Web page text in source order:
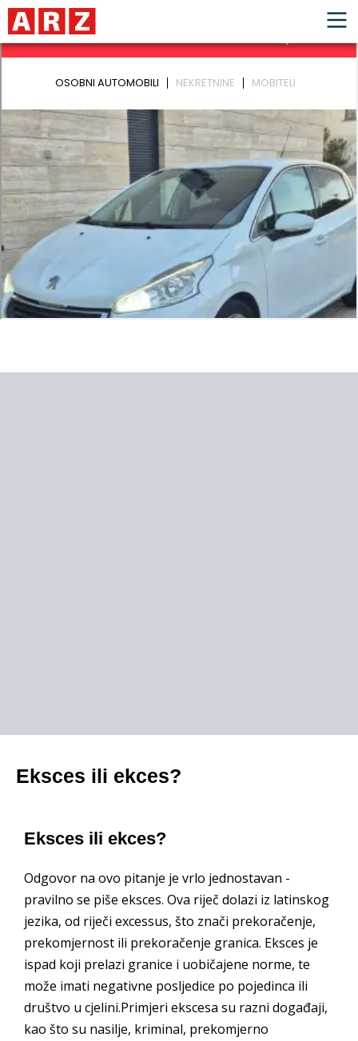
Eksces ili ekces?
Eksces ili ekces?
Odgovor na ovo pitanje je vrlo jednostavan -
pravilno se piše eksces. Ova riječ dolazi iz latinskog
jezika, od riječi excessus, što znači prekoračenje,
prekomjernost ili prekoračenje granica. Eksces je
ispad koji prelazi granice i uobičajene norme, te
može imati negativne posljedice po pojedinca ili
društvo u cjelini.Primjeri ekscesa su razni događaji,
kao što su nasilje, kriminal, prekomjerno